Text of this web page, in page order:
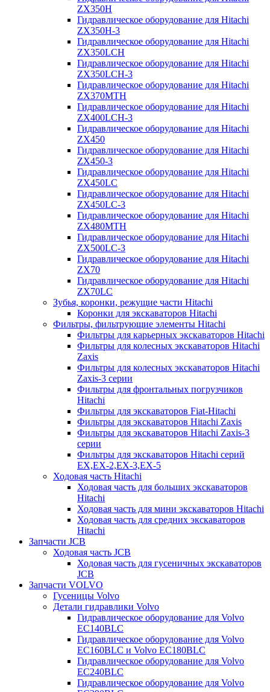
ZX350H
Гидравлическое оборудование для Hitachi
ZX350H-3
Гидравлическое оборудование для Hitachi
ZX350LCH
Гидравлическое оборудование для Hitachi
ZX350LCH-3
Гидравлическое оборудование для Hitachi
ZX370MTH
Гидравлическое оборудование для Hitachi
ZX400LCH-3
Гидравлическое оборудование для Hitachi
ZX450
Гидравлическое оборудование для Hitachi
ZX450-3
Гидравлическое оборудование для Hitachi
ZX450LC
Гидравлическое оборудование для Hitachi
ZX450LC-3
Гидравлическое оборудование для Hitachi
ZX480MTH
Гидравлическое оборудование для Hitachi
ZX500LC-3
Гидравлическое оборудование для Hitachi
ZX70
Гидравлическое оборудование для Hitachi
ZX70LC
Зубья, коронки, режущие части Hitachi
Коронки для экскаваторов Hitachi
Фильтры, фильтрующие элементы Hitachi
Фильтры для карьерных экскаваторов Hitachi
Фильтры для колесных экскаваторов Hitachi
Zaxis
Фильтры для колесных экскаваторов Hitachi
Zaxis-3 серии
Фильтры для фронтальных погрузчиков
Hitachi
Фильтры для экскаваторов Fiat-Hitachi
Фильтры для экскаваторов Hitachi Zaxis
Фильтры для экскаваторов Hitachi Zaxis-3
серии
Фильтры для экскаваторов Hitachi серий
EX,EX-2,EX-3,EX-5
Ходовая часть Hitachi
Ходовая часть для больших экскаваторов
Hitachi
Ходовая часть для мини экскаваторов Hitachi
Ходовая часть для средних экскаваторов
Hitachi
Запчасти JCB
Ходовая часть JCB
Ходовая часть для гусеничных экскаваторов
JCB
Запчасти VOLVO
Гусеницы Volvo
Детали гидравлики Volvo
Гидравлическое оборудование для Volvo
EC140BLC
Гидравлическое оборудование для Volvo
EC160BLC и Volvo EC180BLC
Гидравлическое оборудование для Volvo
EC240BLC
Гидравлическое оборудование для Volvo